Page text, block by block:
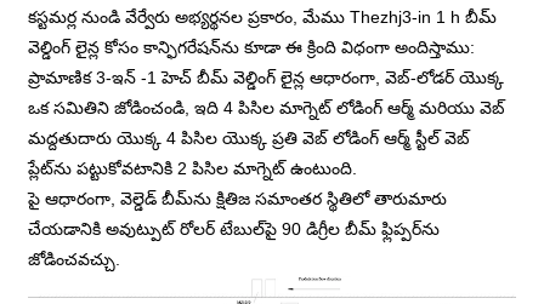
కస్టమర్ల నుండి వేర్వేరు అభ్యర్థనల ప్రకారం, మేము Thezhj3-in 1 h బీమ్
వెల్డింగ్ లైన్ల కోసం కాన్ఫిగరేషన్‌ను కూడా ఈ క్రింది విధంగా అందిస్తాము:
ప్రామాణిక 3-ఇన్ -1 హెచ్ బీమ్ వెల్డింగ్ లైన్ల ఆధారంగా, వెబ్-లోడర్ యొక్క
ఒక సమితిని జోడించండి, ఇది 4 పిసిల మాగ్నెట్ లోడింగ్ ఆర్మ్ మరియు వెబ్
మద్దతుదారు యొక్క 4 పిసిల యొక్క ప్రతి వెబ్ లోడింగ్ ఆర్మ్ స్టీల్ వెబ్
ప్లేట్‌ను పట్టుకోవటానికి 2 పిసిల మాగ్నెట్ ఉంటుంది.
పై ఆధారంగా, వెల్డెడ్ బీమ్‌ను క్షితిజ సమాంతర స్థితిలో తారుమారు
చేయడానికి అవుట్పుట్ రోలర్ టేబుల్‌పై 90 డిగ్రీల బీమ్ ఫ్లిప్పర్‌ను
జోడించవచ్చు.